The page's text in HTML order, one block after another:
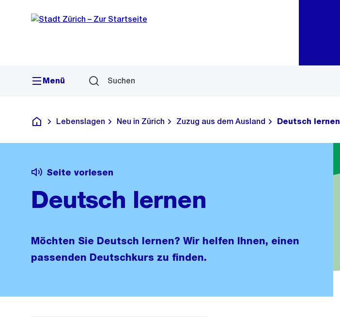
Navigation
Sprunglink
Menü Suchen
Deutsch
Lebenslagen Neu in Zürich Zuzug aus dem Ausland Deutsch lernen
Seite vorlesen
Deutsch lernen
Möchten Sie Deutsch lernen? Wir helfen Ihnen, einen
passenden Deutschkurs zu finden.